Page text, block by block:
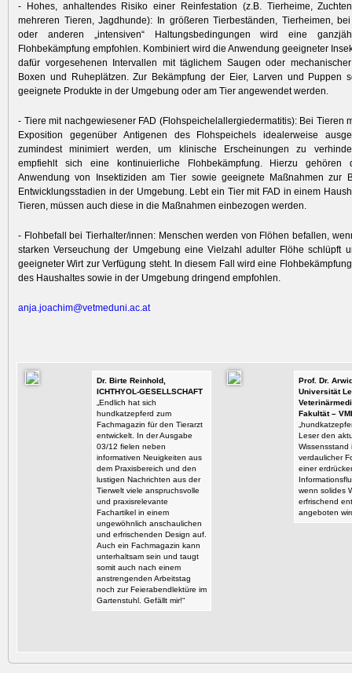
- Hohes, anhaltendes Risiko einer Reinfestation (z.B. Tierheime,
mehreren Tieren, Jagdhunde): In größeren Tierbeständen, Tierheimen,
oder anderen „intensiven“ Haltungsbedingungen wird eine
Flohbekämpfung empfohlen. Kombiniert wird die Anwendung geeigneter
dafür vorgesehenen Intervallen mit täglichem Saugen oder
Boxen und Ruheplätzen. Zur Bekämpfung der Eier, Larven und Puppen
geeignete Produkte in der Umgebung oder am Tier angewendet werden.
- Tiere mit nachgewiesener FAD (Flohspeichelallergiedermatitis): Bei Tieren
Exposition gegenüber Antigenen des Flohspeichels idealerweise
zumindest minimiert werden, um klinische Erscheinungen zu
empfiehlt sich eine kontinuierliche Flohbekämpfung. Hierzu gehören
Anwendung von Insektiziden am Tier sowie geeignete Maßnahmen zur
Entwicklungsstadien in der Umgebung. Lebt ein Tier mit FAD in einem
Tieren, müssen auch diese in die Maßnahmen einbezogen werden.
- Flohbefall bei Tierhalter/innen: Menschen werden von Flöhen befallen,
starken Verseuchung der Umgebung eine Vielzahl adulter Flöhe schlüpft
geeigneter Wirt zur Verfügung steht. In diesem Fall wird eine
des Haushaltes sowie in der Umgebung dringend empfohlen.
anja.joachim@vetmeduni.ac.at
Dr. Birte Reinhold,
ICHTHYOL-GESELLSCHAFT
„Endlich hat sich
hundkatzepferd zum
Fachmagazin für den Tierarzt
entwickelt. In der Ausgabe
03/12 fielen neben
informativen Neuigkeiten aus
dem Praxisbereich und den
lustigen Nachrichten aus der
Tierwelt viele anspruchsvolle
und praxisrelevante
Fachartikel in einem
ungewöhnlich anschaulichen
und erfrischenden Design auf.
Auch ein Fachmagazin kann
unterhaltsam sein und taugt
somit auch nach einem
anstrengenden Arbeitstag
noch zur Feierabendlektüre im
Gartenstuhl. Gefällt mir!“
Prof. Dr.
Universität
Fakultät –
Leser den
Wissensstand
verdaulicher
einer
wenn solides
erfrischend
angeboten